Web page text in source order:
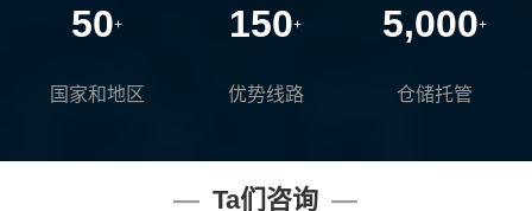
50+
国家和地区
150+
优势线路
5,000+
仓储托管
Ta们咨询